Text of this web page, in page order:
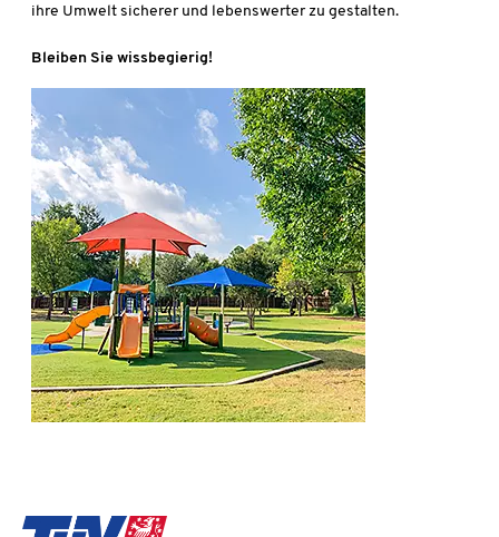
ihre Umwelt sicherer und lebenswerter zu gestalten.
Bleiben Sie wissbegierig!